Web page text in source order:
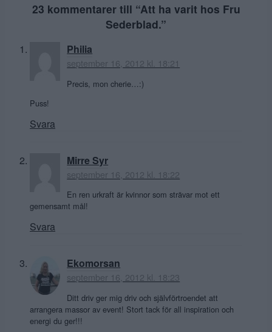
23 kommentarer till “Att ha varit hos Fru
Sederblad.”
Philia
september 16, 2012 kl. 18:21
Precis, mon cherie…:)
Puss!
Svara
Mirre Syr
september 16, 2012 kl. 18:22
En ren urkraft är kvinnor som strävar mot ett
gemensamt mål!
Svara
Ekomorsan
september 16, 2012 kl. 18:23
Ditt driv ger mig driv och självförtroendet att
arrangera massor av event! Stort tack för all inspiration och
energi du ger!!!